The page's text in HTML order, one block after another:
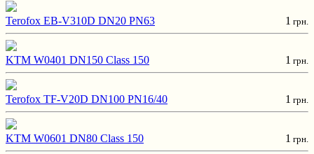
Terofox EB-V310D DN20 PN63 1 грн.
KTM W0401 DN150 Class 150 1 грн.
Terofox TF-V20D DN100 PN16/40 1 грн.
KTM W0601 DN80 Class 150 1 грн.